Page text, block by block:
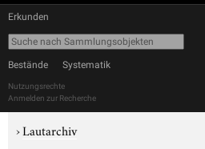
Erkunden
Bestände Systematik
Nutzungsrechte
Anmelden zur Recherche
›Lautarchiv